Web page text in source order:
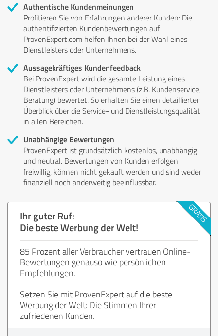
Authentische Kundenmeinungen
Profitieren Sie von Erfahrungen anderer Kunden: Die
authentifizierten Kundenbewertungen auf
ProvenExpert.com helfen Ihnen bei der Wahl eines
Dienstleisters oder Unternehmens.
Aussagekräftiges Kundenfeedback
Bei ProvenExpert wird die gesamte Leistung eines
Dienstleisters oder Unternehmens (z.B. Kundenservice,
Beratung) bewertet. So erhalten Sie einen detaillierten
Überblick über die Service- und Dienstleistungsqualität
in allen Bereichen.
Unabhängige Bewertungen
ProvenExpert ist grundsätzlich kostenlos, unabhängig
und neutral. Bewertungen von Kunden erfolgen
freiwillig, können nicht gekauft werden und sind weder
finanziell noch anderweitig beeinflussbar.
Ihr guter Ruf:
Die beste Werbung der Welt!
85 Prozent aller Verbraucher vertrauen Online-
Bewertungen genauso wie persönlichen
Empfehlungen.
Setzen Sie mit ProvenExpert auf die beste
Werbung der Welt: Die Stimmen Ihrer
zufriedenen Kunden.